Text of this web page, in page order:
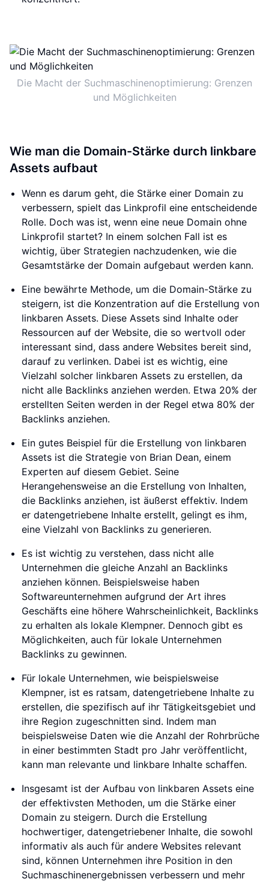
Die Macht der Suchmaschinenoptimierung: Grenzen
und Möglichkeiten
Wie man die Domain-Stärke durch linkbare
Assets aufbaut
Wenn es darum geht, die Stärke einer Domain zu
verbessern, spielt das Linkprofil eine entscheidende
Rolle. Doch was ist, wenn eine neue Domain ohne
Linkprofil startet? In einem solchen Fall ist es
wichtig, über Strategien nachzudenken, wie die
Gesamtstärke der Domain aufgebaut werden kann.
Eine bewährte Methode, um die Domain-Stärke zu
steigern, ist die Konzentration auf die Erstellung von
linkbaren Assets. Diese Assets sind Inhalte oder
Ressourcen auf der Website, die so wertvoll oder
interessant sind, dass andere Websites bereit sind,
darauf zu verlinken. Dabei ist es wichtig, eine
Vielzahl solcher linkbaren Assets zu erstellen, da
nicht alle Backlinks anziehen werden. Etwa 20% der
erstellten Seiten werden in der Regel etwa 80% der
Backlinks anziehen.
Ein gutes Beispiel für die Erstellung von linkbaren
Assets ist die Strategie von Brian Dean, einem
Experten auf diesem Gebiet. Seine
Herangehensweise an die Erstellung von Inhalten,
die Backlinks anziehen, ist äußerst effektiv. Indem
er datengetriebene Inhalte erstellt, gelingt es ihm,
eine Vielzahl von Backlinks zu generieren.
Es ist wichtig zu verstehen, dass nicht alle
Unternehmen die gleiche Anzahl an Backlinks
anziehen können. Beispielsweise haben
Softwareunternehmen aufgrund der Art ihres
Geschäfts eine höhere Wahrscheinlichkeit, Backlinks
zu erhalten als lokale Klempner. Dennoch gibt es
Möglichkeiten, auch für lokale Unternehmen
Backlinks zu gewinnen.
Für lokale Unternehmen, wie beispielsweise
Klempner, ist es ratsam, datengetriebene Inhalte zu
erstellen, die spezifisch auf ihr Tätigkeitsgebiet und
ihre Region zugeschnitten sind. Indem man
beispielsweise Daten wie die Anzahl der Rohrbrüche
in einer bestimmten Stadt pro Jahr veröffentlicht,
kann man relevante und linkbare Inhalte schaffen.
Insgesamt ist der Aufbau von linkbaren Assets eine
der effektivsten Methoden, um die Stärke einer
Domain zu steigern. Durch die Erstellung
hochwertiger, datengetriebener Inhalte, die sowohl
informativ als auch für andere Websites relevant
sind, können Unternehmen ihre Position in den
Suchmaschinenergebnissen verbessern und mehr